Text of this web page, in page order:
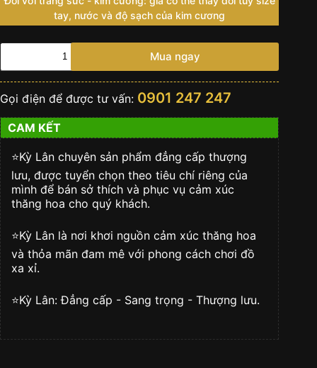
tay, nước và độ sạch của kim cương
Mặt
chuyền
hồng
Au750
đính
kim
cương
số
lượng
Mua ngay
Gọi điện để được tư vấn: 0901 247 247
CAM KẾT
⭐️Kỳ Lân chuyên sản phẩm đẳng cấp thượng
lưu, được tuyển chọn theo tiêu chí riêng của
mình để bán sở thích và phục vụ cảm xúc
thăng hoa cho quý khách.
⭐️Kỳ Lân là nơi khơi nguồn cảm xúc thăng hoa
và thỏa mãn đam mê với phong cách chơi đồ
xa xỉ.
⭐️Kỳ Lân: Đẳng cấp - Sang trọng - Thượng lưu.